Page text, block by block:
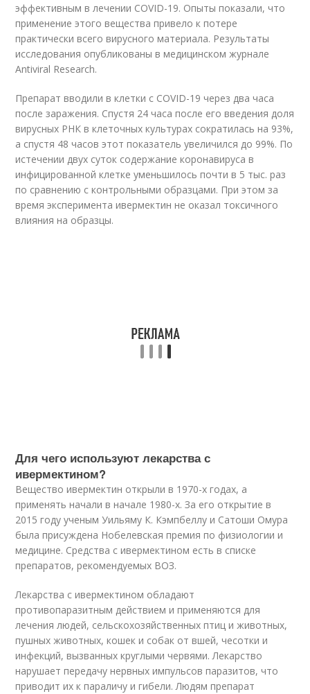
эффективным в лечении COVID-19. Опыты показали, что
применение этого вещества привело к потере
практически всего вирусного материала. Результаты
исследования опубликованы в медицинском журнале
Antiviral Research.
Препарат вводили в клетки с COVID-19 через два часа
после заражения. Спустя 24 часа после его введения доля
вирусных РНК в клеточных культурах сократилась на 93%,
а спустя 48 часов этот показатель увеличился до 99%. По
истечении двух суток содержание коронавируса в
инфицированной клетке уменьшилось почти в 5 тыс. раз
по сравнению с контрольными образцами. При этом за
время эксперимента ивермектин не оказал токсичного
влияния на образцы.
Для чего используют лекарства с
ивермектином?
Вещество ивермектин открыли в 1970-х годах, а
применять начали в начале 1980-х. За его открытие в
2015 году ученым Уильяму К. Кэмпбеллу и Сатоши Омура
была присуждена Нобелевская премия по физиологии и
медицине. Средства с ивермектином есть в списке
препаратов, рекомендуемых ВОЗ.
Лекарства с ивермектином обладают
противопаразитным действием и применяются для
лечения людей, сельскохозяйственных птиц и животных,
пушных животных, кошек и собак от вшей, чесотки и
инфекций, вызванных круглыми червями. Лекарство
нарушает передачу нервных импульсов паразитов, что
приводит их к параличу и гибели. Людям препарат